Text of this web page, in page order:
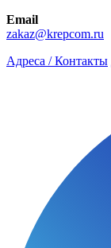
Email
zakaz@krepcom.ru
Адреса / Контакты